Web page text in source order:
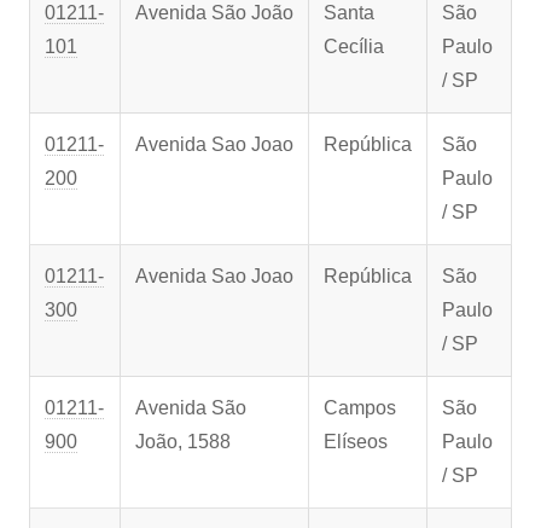
01211-
101
Avenida São João
Santa
Cecília
São
Paulo
/ SP
01211-
200
Avenida Sao Joao República
São
Paulo
/ SP
01211-
300
Avenida Sao Joao República
São
Paulo
/ SP
01211-
900
Avenida São
João, 1588
Campos
Elíseos
São
Paulo
/ SP